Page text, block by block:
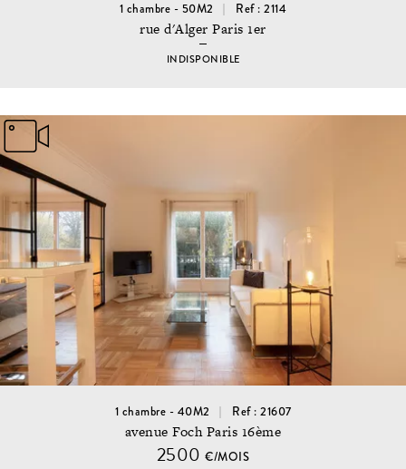
1 chambre - 50M2 Ref : 2114
rue d'Alger Paris 1er
INDISPONIBLE
1 chambre - 40M2 Ref : 21607
avenue Foch Paris 16ème
2500€/MOIS